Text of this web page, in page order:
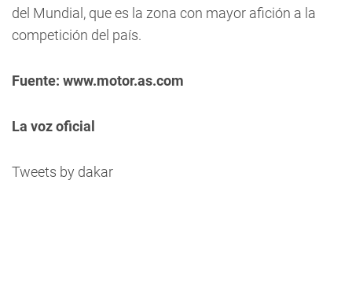
del Mundial, que es la zona con mayor afición a la
competición del país.
Fuente: www.motor.as.com
La voz oficial
Tweets by dakar